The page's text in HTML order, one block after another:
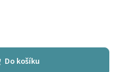
Do košíku